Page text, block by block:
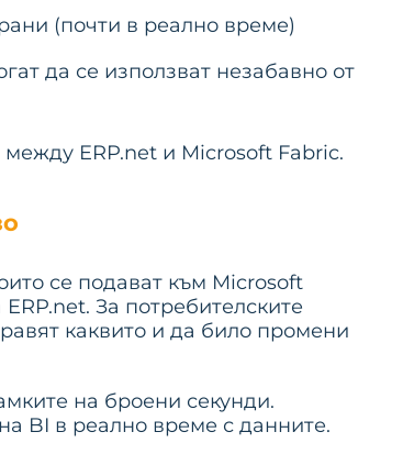
(почти в реално време)
да се използват незабавно от
ERP.net и Microsoft Fabric.
се подават към Microsoft
За потребителските
каквито и да било промени
на броени секунди.
BI в реално време с данните.